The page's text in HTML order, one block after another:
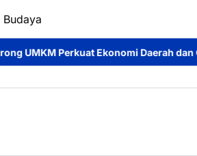
Budaya
Daerah dan Cintai Produk Lokal